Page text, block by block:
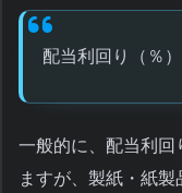
配当利 回 り （ ％ ）
一般的に、配当利
ますが、製紙・紙